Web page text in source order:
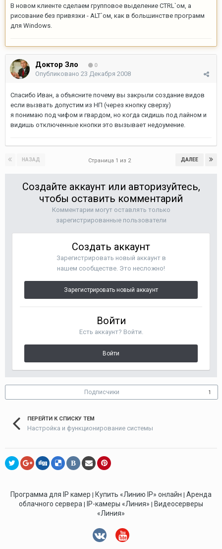
В новом клиенте сделаем групповое выделение CTRL`ом, а
рисование без привязки - ALT`ом, как в большинстве программ
для Windows.
Доктор Зло 0
Опубликовано 23 Декабря 2008
Спасибо Иван, а объясните почему вы закрыли создание видов
если вызвать допустим из НП (через кнопку сверху)
я понимаю под чифом и гвардом, но когда сидишь под лайном и
видишь отключенные кнопки это вызывает недоумение.
НАЗАД ДАЛЕЕ
Страница 1 из 2
Создайте аккаунт или авторизуйтесь,
чтобы оставить комментарий
Комментарии могут оставлять только
зарегистрированные пользователи
Создать аккаунт
Зарегистрировать новый аккаунт в
нашем сообществе. Это несложно!
Зарегистрировать новый аккаунт
Войти
Есть аккаунт? Войти.
Войти
Подписчики 1
ПЕРЕЙТИ К СПИСКУ ТЕМ
Настройка и функционирование системы
В
Программа для IP камер | Купить «Линию IP» онлайн | Аренда
облачного сервера | IP-камеры «Линия» | Видеосерверы
«Линия»